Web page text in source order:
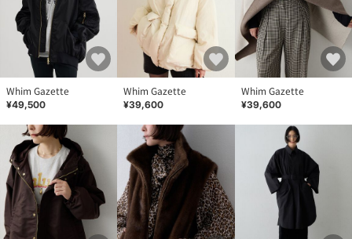
Whim Gazette
¥49,500
Whim Gazette
¥39,600
Whim Gazette
¥39,600